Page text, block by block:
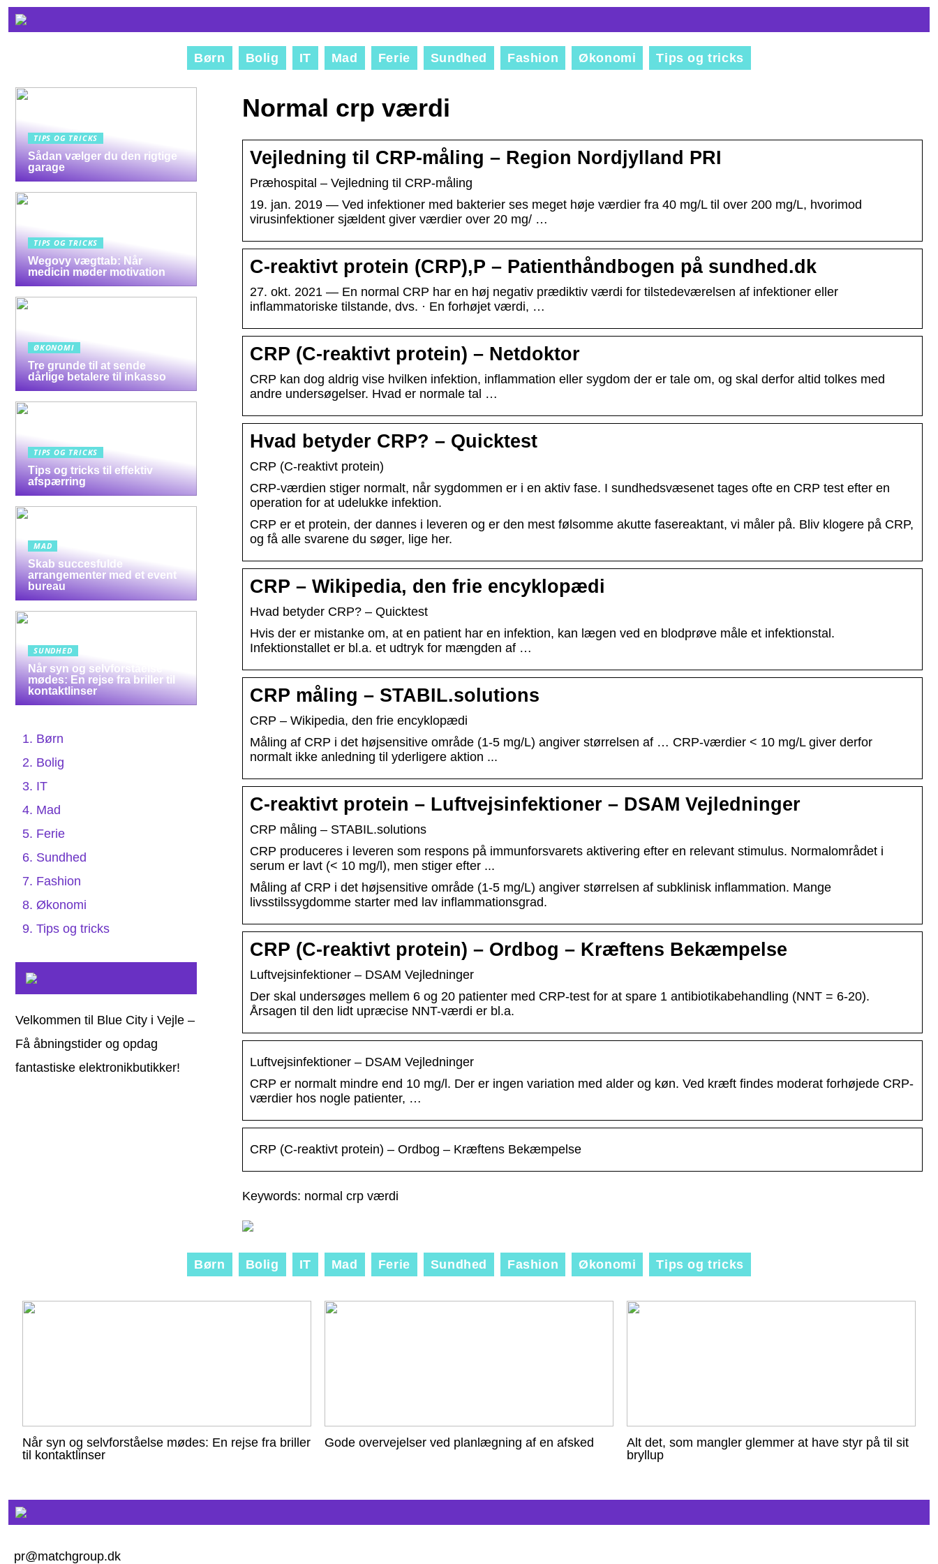
Børn Bolig IT Mad Ferie Sundhed Fashion Økonomi Tips og tricks
Normal crp værdi
Vejledning til CRP-måling – Region Nordjylland PRI
Præhospital – Vejledning til CRP-måling
19. jan. 2019 — Ved infektioner med bakterier ses meget høje værdier fra 40 mg/L til over 200 mg/L, hvorimod
virusinfektioner sjældent giver værdier over 20 mg/ …
C-reaktivt protein (CRP),P – Patienthåndbogen på sundhed.dk
27. okt. 2021 — En normal CRP har en høj negativ prædiktiv værdi for tilstedeværelsen af infektioner eller
inflammatoriske tilstande, dvs. · En forhøjet værdi, …
CRP (C-reaktivt protein) – Netdoktor
CRP kan dog aldrig vise hvilken infektion, inflammation eller sygdom der er tale om, og skal derfor altid tolkes med
andre undersøgelser. Hvad er normale tal …
Hvad betyder CRP? – Quicktest
CRP (C-reaktivt protein)
CRP-værdien stiger normalt, når sygdommen er i en aktiv fase. I sundhedsvæsenet tages ofte en CRP test efter en
operation for at udelukke infektion.
CRP er et protein, der dannes i leveren og er den mest følsomme akutte fasereaktant, vi måler på. Bliv klogere på CRP,
og få alle svarene du søger, lige her.
CRP – Wikipedia, den frie encyklopædi
Hvad betyder CRP? – Quicktest
Hvis der er mistanke om, at en patient har en infektion, kan lægen ved en blodprøve måle et infektionstal.
Infektionstallet er bl.a. et udtryk for mængden af …
CRP måling – STABIL.solutions
CRP – Wikipedia, den frie encyklopædi
Måling af CRP i det højsensitive område (1-5 mg/L) angiver størrelsen af … CRP-værdier < 10 mg/L giver derfor
normalt ikke anledning til yderligere aktion ...
C-reaktivt protein – Luftvejsinfektioner – DSAM Vejledninger
CRP måling – STABIL.solutions
CRP produceres i leveren som respons på immunforsvarets aktivering efter en relevant stimulus. Normalområdet i
serum er lavt (< 10 mg/l), men stiger efter ...
Måling af CRP i det højsensitive område (1-5 mg/L) angiver størrelsen af subklinisk inflammation. Mange
livsstilssygdomme starter med lav inflammationsgrad.
CRP (C-reaktivt protein) – Ordbog – Kræftens Bekæmpelse
Luftvejsinfektioner – DSAM Vejledninger
Der skal undersøges mellem 6 og 20 patienter med CRP-test for at spare 1 antibiotikabehandling (NNT = 6-20).
Årsagen til den lidt upræcise NNT-værdi er bl.a.
Luftvejsinfektioner – DSAM Vejledninger
CRP er normalt mindre end 10 mg/l. Der er ingen variation med alder og køn. Ved kræft findes moderat forhøjede CRP-
værdier hos nogle patienter, …
CRP (C-reaktivt protein) – Ordbog – Kræftens Bekæmpelse
Keywords: normal crp værdi
TIPS OG TRICKS
Sådan vælger du den rigtige
garage
TIPS OG TRICKS
Wegovy vægttab: Når
medicin møder motivation
ØKONOMI
Tre grunde til at sende
dårlige betalere til inkasso
TIPS OG TRICKS
Tips og tricks til effektiv
afspærring
MAD
Skab succesfulde
arrangementer med et event
bureau
SUNDHED
Når syn og selvforståelse
mødes: En rejse fra briller til
kontaktlinser
Børn
Bolig
IT
Mad
Ferie
Sundhed
Fashion
Økonomi
Tips og tricks
Velkommen til Blue City i Vejle –
Få åbningstider og opdag
fantastiske elektronikbutikker!
Børn Bolig IT Mad Ferie Sundhed Fashion Økonomi Tips og tricks
Når syn og selvforståelse mødes: En rejse fra briller
til kontaktlinser
Gode overvejelser ved planlægning af en afsked
Alt det, som mangler glemmer at have styr på til sit
bryllup
pr@matchgroup.dk